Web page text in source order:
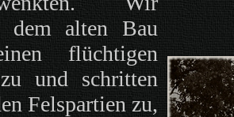
dem alten Bau
flüchtigen
und schritten
Felspartien zu,